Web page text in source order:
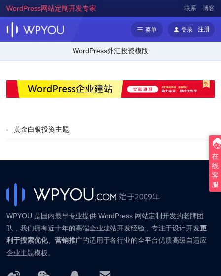
WordPress网站定制开发专家 联系 博客
菜单 登录 注册
WordPress外汇投资模版
黄金白银投资主题
WPYOU 是国内最早专业提供 WordPress 网站定制开发的老牌团
队，我们拥有近十年的高端企业建站开发经验，专注于设计开发更
利于搜索优化、营销推广的适用于各行业的全平台优质高级自适应
企业主题模板。
在
线
客
服